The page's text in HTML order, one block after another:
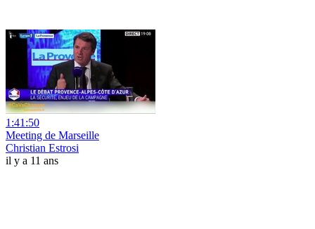
1:41:50
Meeting de Marseille
Christian Estrosi
il y a 11 ans